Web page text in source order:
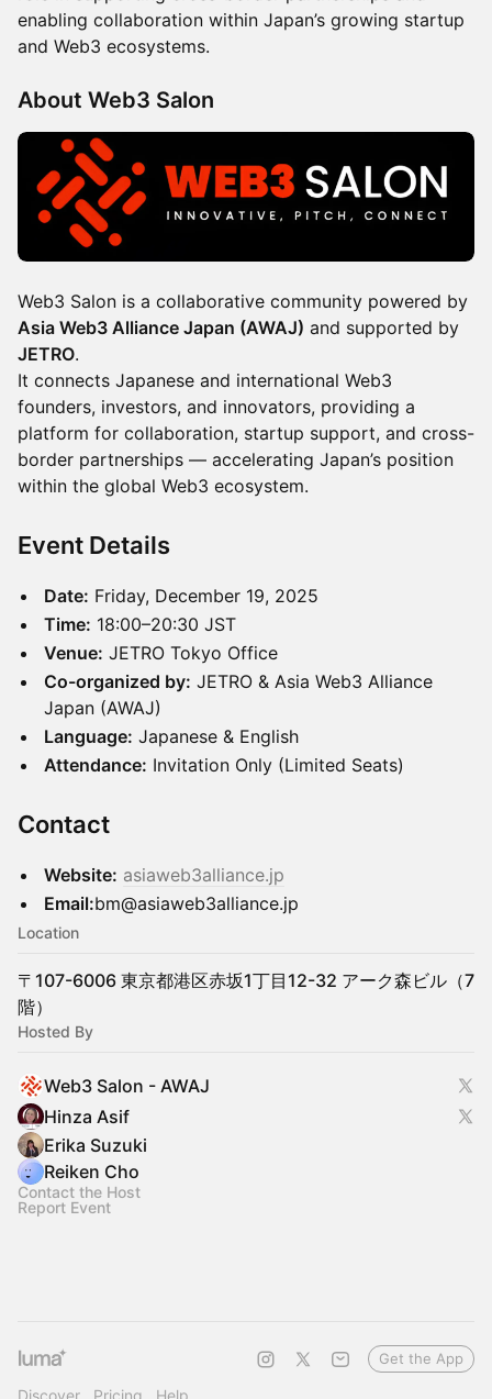
enabling collaboration within Japan’s growing startup
and Web3 ecosystems.
About Web3 Salon
Web3 Salon is a collaborative community powered by
Asia Web3 Alliance Japan (AWAJ) and supported by
JETRO.
It connects Japanese and international Web3
founders, investors, and innovators, providing a
platform for collaboration, startup support, and cross-
border partnerships — accelerating Japan’s position
within the global Web3 ecosystem.
Event Details
Date: Friday, December 19, 2025
Time: 18:00–20:30 JST
Venue: JETRO Tokyo Office
Co-organized by: JETRO & Asia Web3 Alliance
Japan (AWAJ)
Language: Japanese & English
Attendance: Invitation Only (Limited Seats)
Contact
Website: asiaweb3alliance.jp
Email:bm@asiaweb3alliance.jp
Location
〒107-6006 東京都港区赤坂1丁目12-32 アーク森ビル（7
階）
Hosted By
Web3 Salon - AWAJ
Hinza Asif
Erika Suzuki
Reiken Cho
Contact the Host
Report Event
Discover Pricing Help
Get the App